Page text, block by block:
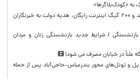
به «کودک‌بلاگرها»
۵۰۰ هزارتومان وجه نقد و ۲۰۰ گیگ اینترنت رایگان، هدیه دولت به خبرنگاران
بازنشستگی / شرایط جدید بازنشستگی زنان و مردان
علناً در خیابان مصرف می شود!
و تونل‌های محور بندرعباس–حاجی‌آباد پس از حمله